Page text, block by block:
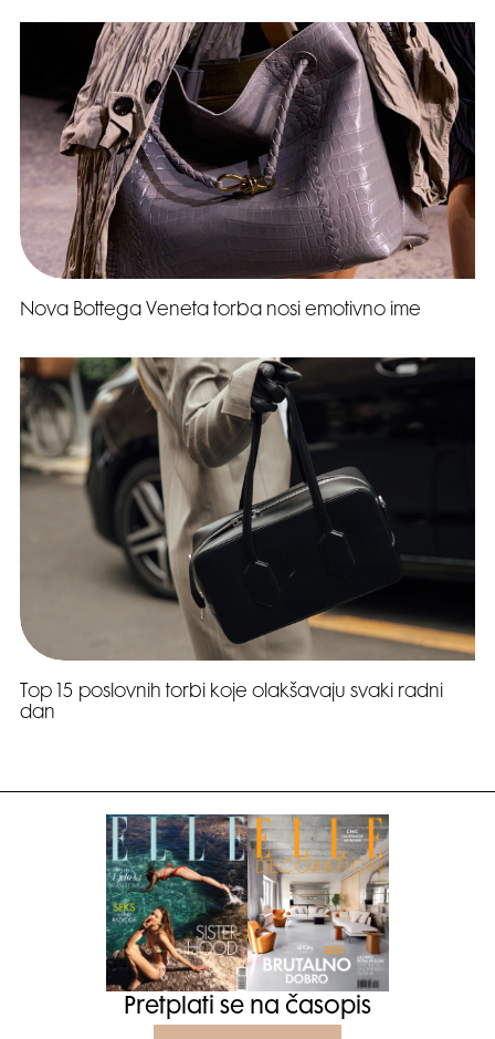
Nova Bottega Veneta torba nosi emotivno ime
Top 15 poslovnih torbi koje olakšavaju svaki radni
dan
Pretplati se na časopis